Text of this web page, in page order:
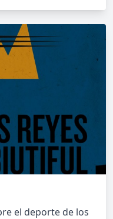
el deporte de los